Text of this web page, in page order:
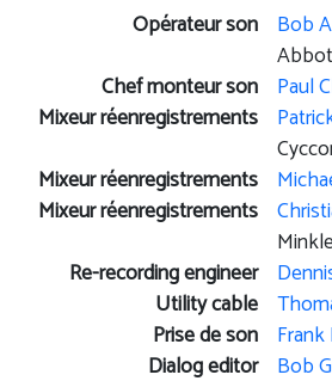
Opérateur son Bob
Chef monteur son Paul
Mixeur réenregistrements
Mixeur réenregistrements
Mixeur réenregistrements
Re-recording engineer
Utility cable
Prise de son
Dialog editor Bob